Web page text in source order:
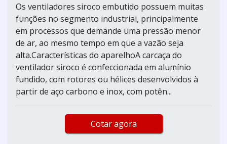
Os ventiladores siroco embutido possuem muitas
funções no segmento industrial, principalmente
em processos que demande uma pressão menor
de ar, ao mesmo tempo em que a vazão seja
alta.Características do aparelhoA carcaça do
ventilador siroco é confeccionada em alumínio
fundido, com rotores ou hélices desenvolvidos à
partir de aço carbono e inox, com potên...
Cotar agora